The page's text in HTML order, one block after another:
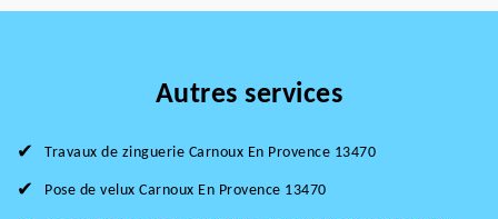
Autres services
Travaux de zinguerie Carnoux En Provence 13470
Pose de velux Carnoux En Provence 13470